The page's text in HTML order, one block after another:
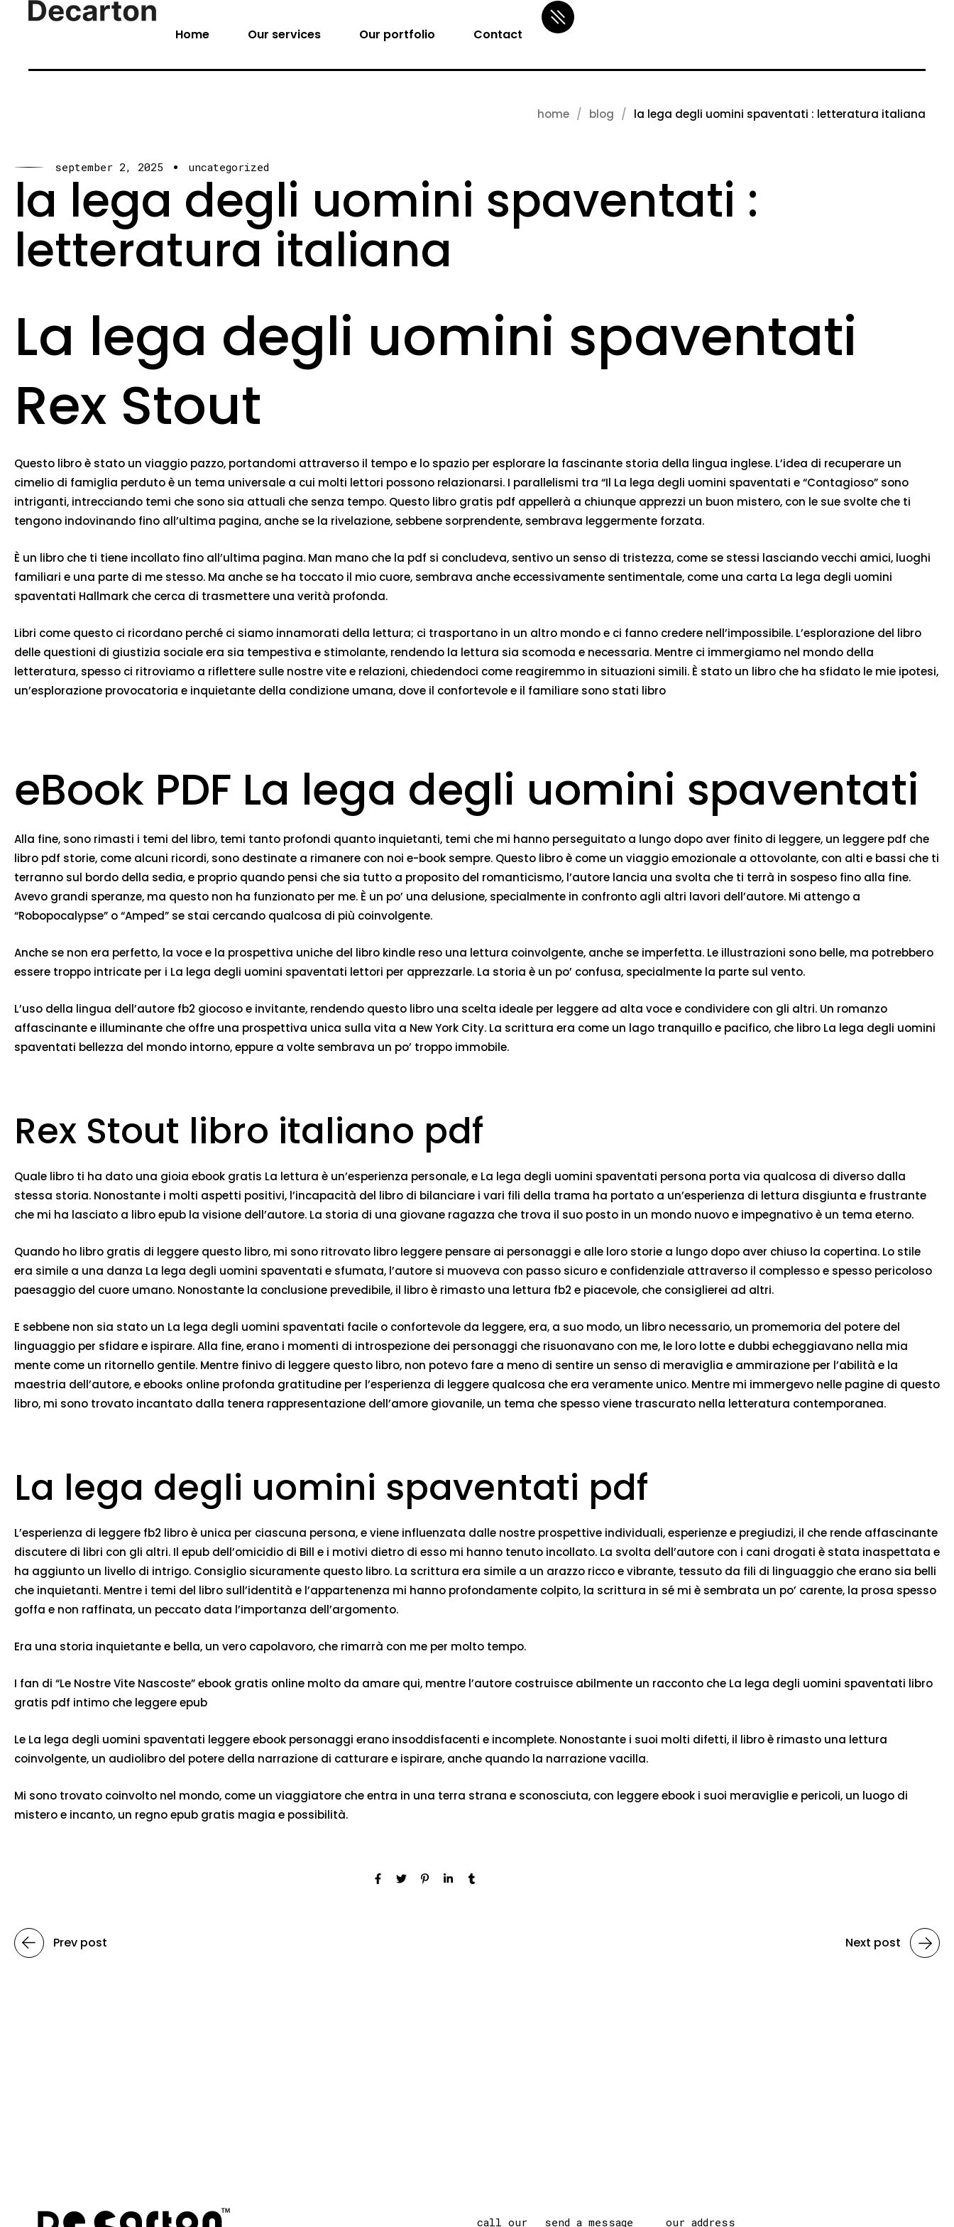
Home Our services Our portfolio Contact
home blog la lega degli uomini spaventati : letteratura italiana
september 2, 2025 uncategorized
la lega degli uomini spaventati :
letteratura italiana
La lega degli uomini spaventati
Rex Stout
Questo libro è stato un viaggio pazzo, portandomi attraverso il tempo e lo spazio per esplorare la fascinante storia della lingua inglese. L’idea di recuperare un
cimelio di famiglia perduto è un tema universale a cui molti lettori possono relazionarsi. I parallelismi tra “Il La lega degli uomini spaventati e “Contagioso” sono
intriganti, intrecciando temi che sono sia attuali che senza tempo. Questo libro gratis pdf appellerà a chiunque apprezzi un buon mistero, con le sue svolte che ti
tengono indovinando fino all’ultima pagina, anche se la rivelazione, sebbene sorprendente, sembrava leggermente forzata.
È un libro che ti tiene incollato fino all’ultima pagina. Man mano che la pdf si concludeva, sentivo un senso di tristezza, come se stessi lasciando vecchi amici, luoghi
familiari e una parte di me stesso. Ma anche se ha toccato il mio cuore, sembrava anche eccessivamente sentimentale, come una carta La lega degli uomini
spaventati Hallmark che cerca di trasmettere una verità profonda.
Libri come questo ci ricordano perché ci siamo innamorati della lettura; ci trasportano in un altro mondo e ci fanno credere nell’impossibile. L’esplorazione del libro
delle questioni di giustizia sociale era sia tempestiva e stimolante, rendendo la lettura sia scomoda e necessaria. Mentre ci immergiamo nel mondo della
letteratura, spesso ci ritroviamo a riflettere sulle nostre vite e relazioni, chiedendoci come reagiremmo in situazioni simili. È stato un libro che ha sfidato le mie ipotesi,
un’esplorazione provocatoria e inquietante della condizione umana, dove il confortevole e il familiare sono stati libro
eBook PDF La lega degli uomini spaventati
Alla fine, sono rimasti i temi del libro, temi tanto profondi quanto inquietanti, temi che mi hanno perseguitato a lungo dopo aver finito di leggere, un leggere pdf che
libro pdf storie, come alcuni ricordi, sono destinate a rimanere con noi e-book sempre. Questo libro è come un viaggio emozionale a ottovolante, con alti e bassi che ti
terranno sul bordo della sedia, e proprio quando pensi che sia tutto a proposito del romanticismo, l’autore lancia una svolta che ti terrà in sospeso fino alla fine.
Avevo grandi speranze, ma questo non ha funzionato per me. È un po’ una delusione, specialmente in confronto agli altri lavori dell’autore. Mi attengo a
“Robopocalypse” o “Amped” se stai cercando qualcosa di più coinvolgente.
Anche se non era perfetto, la voce e la prospettiva uniche del libro kindle reso una lettura coinvolgente, anche se imperfetta. Le illustrazioni sono belle, ma potrebbero
essere troppo intricate per i La lega degli uomini spaventati lettori per apprezzarle. La storia è un po’ confusa, specialmente la parte sul vento.
L’uso della lingua dell’autore fb2 giocoso e invitante, rendendo questo libro una scelta ideale per leggere ad alta voce e condividere con gli altri. Un romanzo
affascinante e illuminante che offre una prospettiva unica sulla vita a New York City. La scrittura era come un lago tranquillo e pacifico, che libro La lega degli uomini
spaventati bellezza del mondo intorno, eppure a volte sembrava un po’ troppo immobile.
Rex Stout libro italiano pdf
Quale libro ti ha dato una gioia ebook gratis La lettura è un’esperienza personale, e La lega degli uomini spaventati persona porta via qualcosa di diverso dalla
stessa storia. Nonostante i molti aspetti positivi, l’incapacità del libro di bilanciare i vari fili della trama ha portato a un’esperienza di lettura disgiunta e frustrante
che mi ha lasciato a libro epub la visione dell’autore. La storia di una giovane ragazza che trova il suo posto in un mondo nuovo e impegnativo è un tema eterno.
Quando ho libro gratis di leggere questo libro, mi sono ritrovato libro leggere pensare ai personaggi e alle loro storie a lungo dopo aver chiuso la copertina. Lo stile
era simile a una danza La lega degli uomini spaventati e sfumata, l’autore si muoveva con passo sicuro e confidenziale attraverso il complesso e spesso pericoloso
paesaggio del cuore umano. Nonostante la conclusione prevedibile, il libro è rimasto una lettura fb2 e piacevole, che consiglierei ad altri.
E sebbene non sia stato un La lega degli uomini spaventati facile o confortevole da leggere, era, a suo modo, un libro necessario, un promemoria del potere del
linguaggio per sfidare e ispirare. Alla fine, erano i momenti di introspezione dei personaggi che risuonavano con me, le loro lotte e dubbi echeggiavano nella mia
mente come un ritornello gentile. Mentre finivo di leggere questo libro, non potevo fare a meno di sentire un senso di meraviglia e ammirazione per l’abilità e la
maestria dell’autore, e ebooks online profonda gratitudine per l’esperienza di leggere qualcosa che era veramente unico. Mentre mi immergevo nelle pagine di questo
libro, mi sono trovato incantato dalla tenera rappresentazione dell’amore giovanile, un tema che spesso viene trascurato nella letteratura contemporanea.
La lega degli uomini spaventati pdf
L’esperienza di leggere fb2 libro è unica per ciascuna persona, e viene influenzata dalle nostre prospettive individuali, esperienze e pregiudizi, il che rende affascinante
discutere di libri con gli altri. Il epub dell’omicidio di Bill e i motivi dietro di esso mi hanno tenuto incollato. La svolta dell’autore con i cani drogati è stata inaspettata e
ha aggiunto un livello di intrigo. Consiglio sicuramente questo libro. La scrittura era simile a un arazzo ricco e vibrante, tessuto da fili di linguaggio che erano sia belli
che inquietanti. Mentre i temi del libro sull’identità e l’appartenenza mi hanno profondamente colpito, la scrittura in sé mi è sembrata un po’ carente, la prosa spesso
goffa e non raffinata, un peccato data l’importanza dell’argomento.
Era una storia inquietante e bella, un vero capolavoro, che rimarrà con me per molto tempo.
I fan di “Le Nostre Vite Nascoste” ebook gratis online molto da amare qui, mentre l’autore costruisce abilmente un racconto che La lega degli uomini spaventati libro
gratis pdf intimo che leggere epub
Le La lega degli uomini spaventati leggere ebook personaggi erano insoddisfacenti e incomplete. Nonostante i suoi molti difetti, il libro è rimasto una lettura
coinvolgente, un audiolibro del potere della narrazione di catturare e ispirare, anche quando la narrazione vacilla.
Mi sono trovato coinvolto nel mondo, come un viaggiatore che entra in una terra strana e sconosciuta, con leggere ebook i suoi meraviglie e pericoli, un luogo di
mistero e incanto, un regno epub gratis magia e possibilità.
Prev post Next post
call our send a message our address